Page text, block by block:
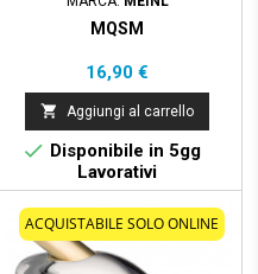
MQSM
Prezzo
16,90 €
 Aggiungi al carrello
 Disponibile in 5gg
Lavorativi
ACQUISTABILE SOLO ONLINE